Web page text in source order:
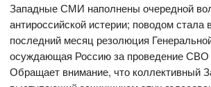
Западные СМИ наполнены очередной
антироссийской истерии; поводом стала
последний месяц резолюция
осуждающая Россию за проведение
Обращает внимание, что коллективный